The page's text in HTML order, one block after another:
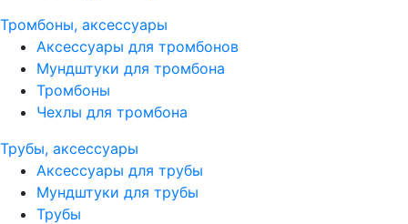
Тромбоны, аксессуары
Аксессуары для тромбонов
Мундштуки для тромбона
Тромбоны
Чехлы для тромбона
Трубы, аксессуары
Аксессуары для трубы
Мундштуки для трубы
Трубы